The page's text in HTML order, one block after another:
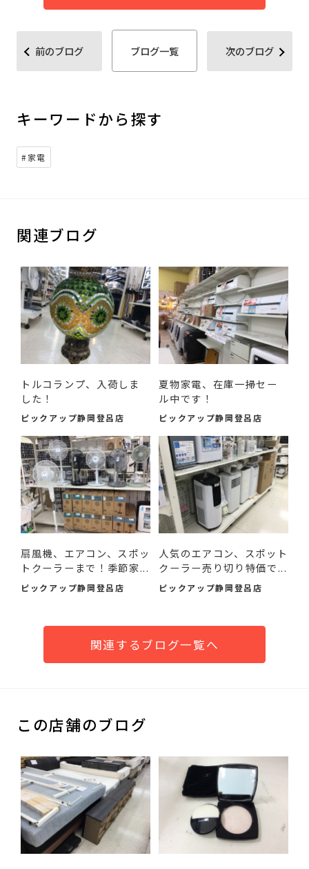
前のブログ ブログ一覧 次のブログ
キーワードから探す
#家電
関連ブログ
トルコランプ、入荷しま
した！
ピックアップ静岡登呂店
夏物家電、在庫一掃セー
ル中です！
ピックアップ静岡登呂店
扇風機、エアコン、スポッ
トクーラーまで！季節家...
ピックアップ静岡登呂店
人気のエアコン、スポット
クーラー売り切り特価で...
ピックアップ静岡登呂店
関連するブログ一覧へ
この店舗のブログ